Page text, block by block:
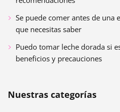
Se puede comer antes de una
que necesitas saber
Puedo tomar leche dorada si
beneficios y precauciones
Nuestras categorías